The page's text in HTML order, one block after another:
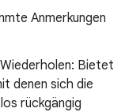
Anmerkungen
Bietet
denen sich die
rückgängig